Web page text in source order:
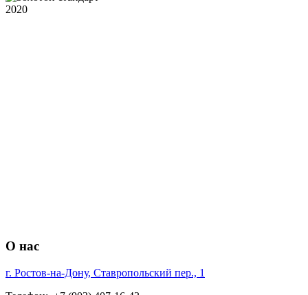
О нас
г. Ростов-на-Дону, Ставропольский пер., 1